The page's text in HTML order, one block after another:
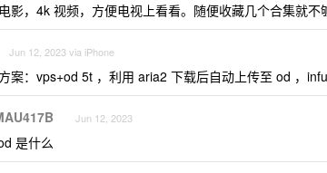
影，4k 视频，方便电视上看看。随便收藏几个合集就不
Jun 12, 2023 via iPhone
案：vps+od 5t ，利用 aria2 下载后自动上传至 od ，
Jun 12, 2023
是什么